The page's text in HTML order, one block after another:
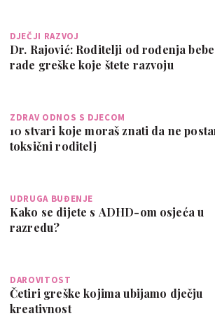
DJEČJI RAZVOJ
Dr. Rajović: Roditelji od rođenja bebe
rade greške koje štete razvoju
ZDRAV ODNOS S DJECOM
10 stvari koje moraš znati da ne
toksični roditelj
UDRUGA BUĐENJE
Kako se dijete s ADHD-om osjeća u
razredu?
DAROVITOST
Četiri greške kojima ubijamo dječju
kreativnost